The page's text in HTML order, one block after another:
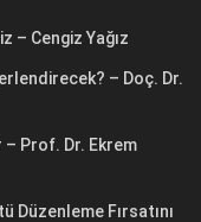
– Cengiz Yağız
– Doç. Dr.
– Prof. Dr. Ekrem
Düzenleme Fırsatını